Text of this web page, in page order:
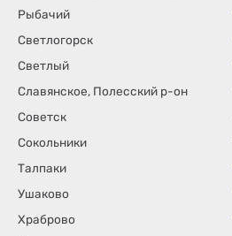
Рыбачий
Светлогорск
Светлый
Славянское, Полесский р-он
Советск
Сокольники
Талпаки
Ушаково
Храброво